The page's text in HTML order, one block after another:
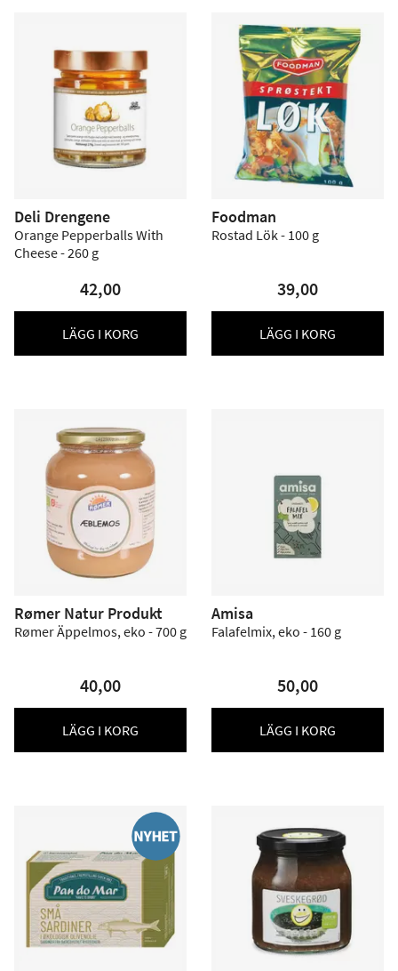
Deli Drengene
Orange Pepperballs With
Cheese - 260 g
42,00
LÄGG I KORG
Foodman
Rostad Lök - 100 g
39,00
LÄGG I KORG
Rømer Natur Produkt
Rømer Äppelmos, eko - 700 g
40,00
LÄGG I KORG
Amisa
Falafelmix, eko - 160 g
50,00
LÄGG I KORG